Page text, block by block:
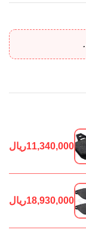
11,340,000ریال
18,930,000ریال